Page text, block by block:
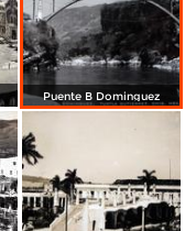
Puente B Dominguez